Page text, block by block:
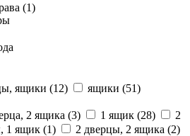
(1)
ящики (12) ящики (51)
2 ящика (3) 1 ящик (28)
2
1 ящик (1) 2 дверцы, 2 ящика (2)